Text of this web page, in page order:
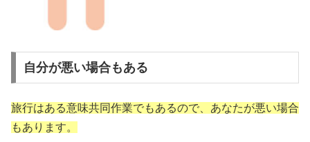
自分が悪い場合もある
旅行はある意味共同作業でもあるので、あなたが悪い場合
もあります。